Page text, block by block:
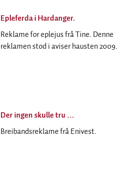
Epleferda i Hardanger.
Reklame for eplejus frå Tine. Denne
reklamen stod i aviser hausten 2009.
Der ingen skulle tru ...
Breibandsreklame frå Enivest.